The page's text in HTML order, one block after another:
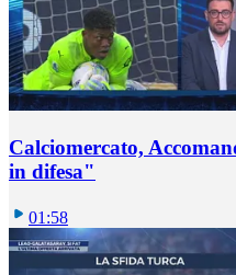
Calciomercato,
in difesa"
01:58